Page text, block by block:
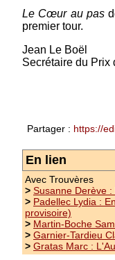
pour l’édition
manuscrits
Palmarès et
finalistes du Prix
suivants :
Baha Etreinte
aigu de...(suite)
Le Cœur au pas
premier tour.
Jean Le Boël
Secrétaire du Prix
Partager : https://
En lien
Avec Trouvères
> Susanne Derève
> Padellec Lydia :
provisoire)
> Martin-Boche
> Garnier-Tardieu
> Gratas Marc :